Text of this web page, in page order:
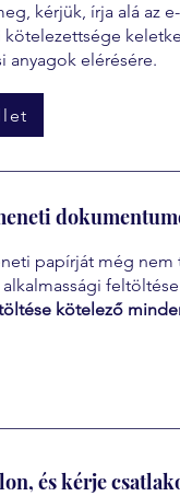
kérjük, írja alá az
kötelezettsége
anyagok elérésére.
papírját még
alkalmassági
kötelező
és kérje